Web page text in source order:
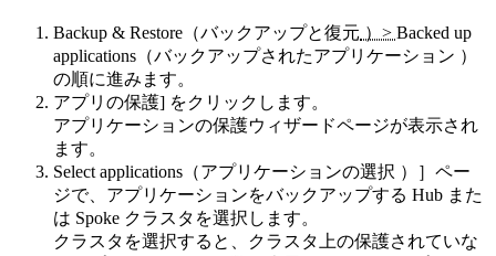
Backup & Restore（バックアップと復元 ）> Backed up
applications（バックアップされたアプリケーション ）
の順に進みます。
アプリの保護] をクリックします。
アプリケーションの保護ウィザードページが表示され
ます。
Select applications（アプリケーションの選択 ）］ペー
ジで、アプリケーションをバックアップする Hub また
は Spoke クラスタを選択します。
クラスタを選択すると、クラスタ上の保護されていな